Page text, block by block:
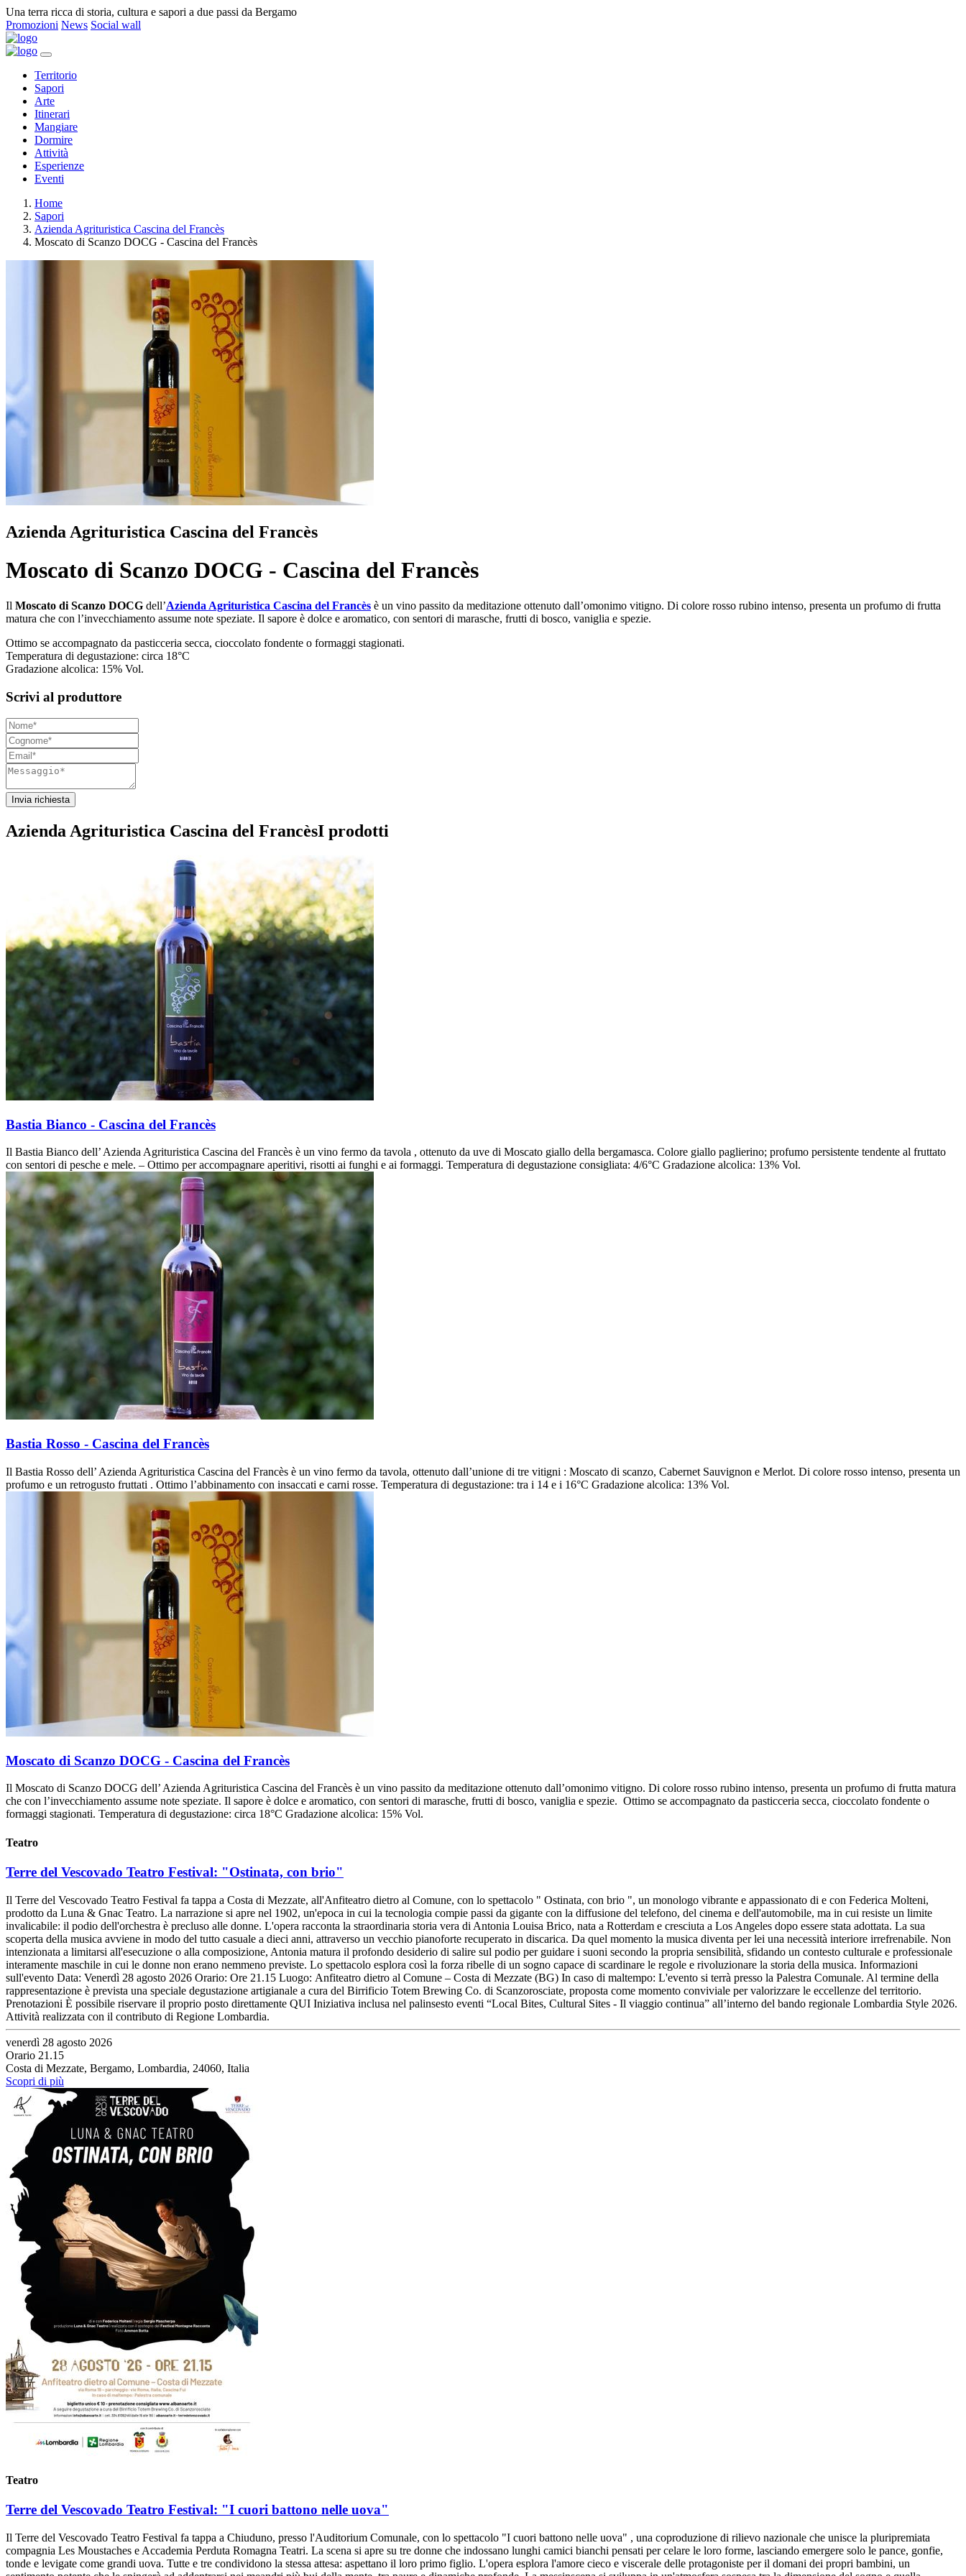
Una terra ricca di storia, cultura e sapori a due passi da Bergamo
Promozioni News Social wall
Territorio
Sapori
Arte
Itinerari
Mangiare
Dormire
Attività
Esperienze
Eventi
Home
Sapori
Azienda Agrituristica Cascina del Francès
Moscato di Scanzo DOCG - Cascina del Francès
Azienda Agrituristica Cascina del Francès
Moscato di Scanzo DOCG - Cascina del Francès
Il Moscato di Scanzo DOCG dell’Azienda Agrituristica Cascina del Francès è un vino passito da meditazione ottenuto dall’omonimo vitigno. Di colore rosso rubino intenso, presenta un profumo di frutta
matura che con l’invecchiamento assume note speziate. Il sapore è dolce e aromatico, con sentori di marasche, frutti di bosco, vaniglia e spezie.
Ottimo se accompagnato da pasticceria secca, cioccolato fondente o formaggi stagionati.
Temperatura di degustazione: circa 18°C
Gradazione alcolica: 15% Vol.
Scrivi al produttore
Invia richiesta
Azienda Agrituristica Cascina del FrancèsI prodotti
Bastia Bianco - Cascina del Francès
Il Bastia Bianco dell’ Azienda Agrituristica Cascina del Francès è un vino fermo da tavola , ottenuto da uve di Moscato giallo della bergamasca. Colore giallo paglierino; profumo persistente tendente al fruttato
con sentori di pesche e mele. – Ottimo per accompagnare aperitivi, risotti ai funghi e ai formaggi. Temperatura di degustazione consigliata: 4/6°C Gradazione alcolica: 13% Vol.
Bastia Rosso - Cascina del Francès
Il Bastia Rosso dell’ Azienda Agrituristica Cascina del Francès è un vino fermo da tavola, ottenuto dall’unione di tre vitigni : Moscato di scanzo, Cabernet Sauvignon e Merlot. Di colore rosso intenso, presenta un
profumo e un retrogusto fruttati . Ottimo l’abbinamento con insaccati e carni rosse. Temperatura di degustazione: tra i 14 e i 16°C Gradazione alcolica: 13% Vol.
Moscato di Scanzo DOCG - Cascina del Francès
Il Moscato di Scanzo DOCG dell’ Azienda Agrituristica Cascina del Francès è un vino passito da meditazione ottenuto dall’omonimo vitigno. Di colore rosso rubino intenso, presenta un profumo di frutta matura
che con l’invecchiamento assume note speziate. Il sapore è dolce e aromatico, con sentori di marasche, frutti di bosco, vaniglia e spezie. Ottimo se accompagnato da pasticceria secca, cioccolato fondente o
formaggi stagionati. Temperatura di degustazione: circa 18°C Gradazione alcolica: 15% Vol.
Teatro
Terre del Vescovado Teatro Festival: "Ostinata, con brio"
Il Terre del Vescovado Teatro Festival fa tappa a Costa di Mezzate, all'Anfiteatro dietro al Comune, con lo spettacolo " Ostinata, con brio ", un monologo vibrante e appassionato di e con Federica Molteni,
prodotto da Luna & Gnac Teatro. La narrazione si apre nel 1902, un'epoca in cui la tecnologia compie passi da gigante con la diffusione del telefono, del cinema e dell'automobile, ma in cui resiste un limite
invalicabile: il podio dell'orchestra è precluso alle donne. L'opera racconta la straordinaria storia vera di Antonia Louisa Brico, nata a Rotterdam e cresciuta a Los Angeles dopo essere stata adottata. La sua
scoperta della musica avviene in modo del tutto casuale a dieci anni, attraverso un vecchio pianoforte recuperato in discarica. Da quel momento la musica diventa per lei una necessità interiore irrefrenabile. Non
intenzionata a limitarsi all'esecuzione o alla composizione, Antonia matura il profondo desiderio di salire sul podio per guidare i suoni secondo la propria sensibilità, sfidando un contesto culturale e professionale
interamente maschile in cui le donne non erano nemmeno previste. Lo spettacolo esplora così la forza ribelle di un sogno capace di scardinare le regole e rivoluzionare la storia della musica. Informazioni
sull'evento Data: Venerdì 28 agosto 2026 Orario: Ore 21.15 Luogo: Anfiteatro dietro al Comune – Costa di Mezzate (BG) In caso di maltempo: L'evento si terrà presso la Palestra Comunale. Al termine della
rappresentazione è prevista una speciale degustazione artigianale a cura del Birrificio Totem Brewing Co. di Scanzorosciate, proposta come momento conviviale per valorizzare le eccellenze del territorio.
Prenotazioni È possibile riservare il proprio posto direttamente QUI Iniziativa inclusa nel palinsesto eventi “Local Bites, Cultural Sites - Il viaggio continua” all’interno del bando regionale Lombardia Style 2026.
Attività realizzata con il contributo di Regione Lombardia.
venerdì 28 agosto 2026
Orario 21.15
Costa di Mezzate, Bergamo, Lombardia, 24060, Italia
Scopri di più
Teatro
Terre del Vescovado Teatro Festival: "I cuori battono nelle uova"
Il Terre del Vescovado Teatro Festival fa tappa a Chiuduno, presso l'Auditorium Comunale, con lo spettacolo "I cuori battono nelle uova" , una coproduzione di rilievo nazionale che unisce la pluripremiata
compagnia Les Moustaches e Accademia Perduta Romagna Teatri. La scena si apre su tre donne che indossano lunghi camici bianchi pensati per celare le loro forme, lasciando emergere solo le pance, gonfie,
tonde e levigate come grandi uova. Tutte e tre condividono la stessa attesa: aspettano il loro primo figlio. L'opera esplora l'amore cieco e viscerale delle protagoniste per il domani dei propri bambini, un